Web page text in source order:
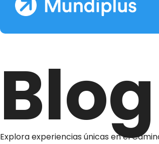
Explora experiencias únicas en el